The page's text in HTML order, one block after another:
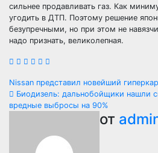
сильнее продавливать газ. Как
угодить в ДТП. Поэтому решение
безупречными, но при этом не
надо признать, великолепная.
Навигация
по
записям
Nissan представил новейший гиперкар
Биодизель: дальнобойщики нашли
вредные выбросы на 90%
от